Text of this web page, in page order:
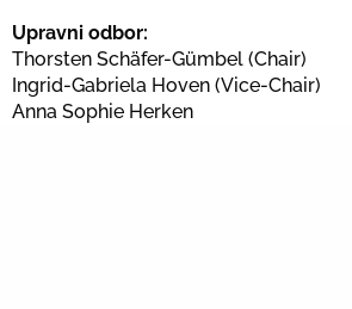
Upravni odbor:
Thorsten Schäfer-Gümbel (Chair)
Ingrid-Gabriela Hoven (Vice-Chair)
Anna Sophie Herken